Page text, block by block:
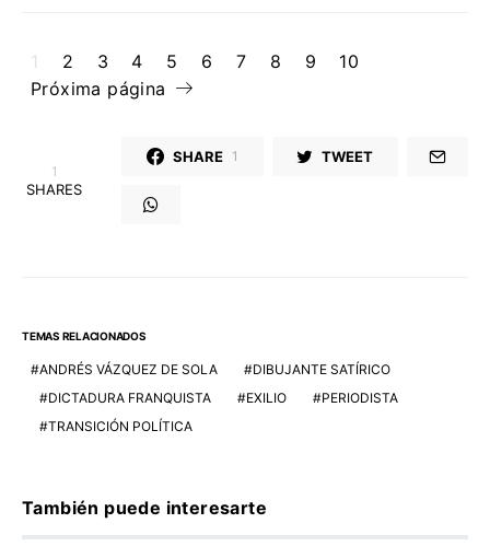
1 2 3 4 5 6 7 8 9
10
Próxima página
1
SHARES
SHARE 1 TWEET
TEMAS RELACIONADOS
ANDRÉS VÁZQUEZ DE SOLA
DIBUJANTE SATÍRICO
DICTADURA FRANQUISTA
EXILIO
PERIODISTA
TRANSICIÓN POLÍTICA
También puede interesarte